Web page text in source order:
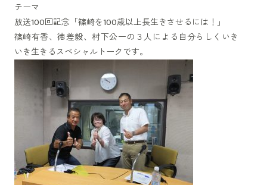
テーマ
放送100回記念「篠崎を100歳以上長生きさせるには！」
篠崎有香、徳差毅、村下公一の３人による自分らしくいき
いき生きるスペシャルトークです。